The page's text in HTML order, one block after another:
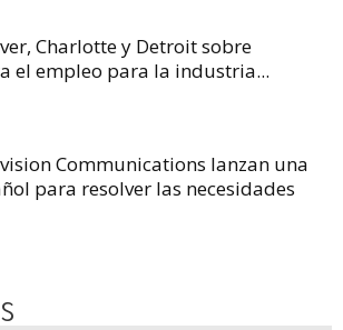
Charlotte y Detroit sobre
el empleo para la industria...
Communications lanzan una
para resolver las necesidades